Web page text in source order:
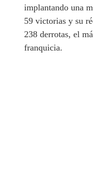
implantando una
59 victorias y su
238 derrotas, el
franquicia.